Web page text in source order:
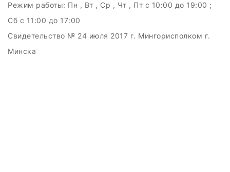
Режим работы: Пн , Вт , Ср , Чт , Пт c 10:00 до 19:00 ;
Сб c 11:00 до 17:00
Свидетельство № 24 июля 2017 г. Мингорисполком г.
Минска